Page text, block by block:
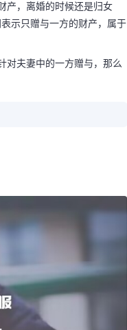
产，离婚的时候还是归女
示只赠与一方的财产，属于
对夫妻中的一方赠与，那么